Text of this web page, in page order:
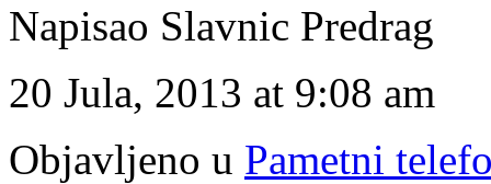
Napisao Slavnic Predrag
20 Jula, 2013 at 9:08 am
Objavljeno u Pametni